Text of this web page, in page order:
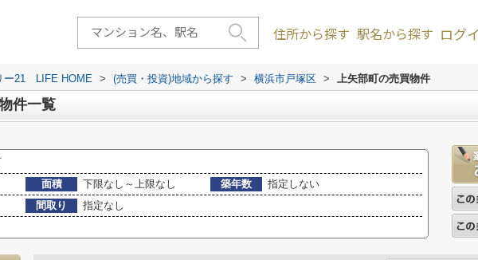
住所から探す 駅名から探す ログ
ー21 LIFE HOME > (売買・投資)地域から探す > 横浜市戸塚区 > 上矢部町の売買物件
件一覧
面積 下限なし～上限なし 築年数
指定しない
間取り
指定なし